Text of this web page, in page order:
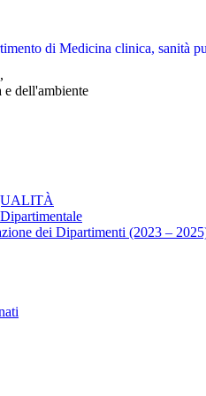
e dell'ambiente
dei Dipartimenti (2023 –